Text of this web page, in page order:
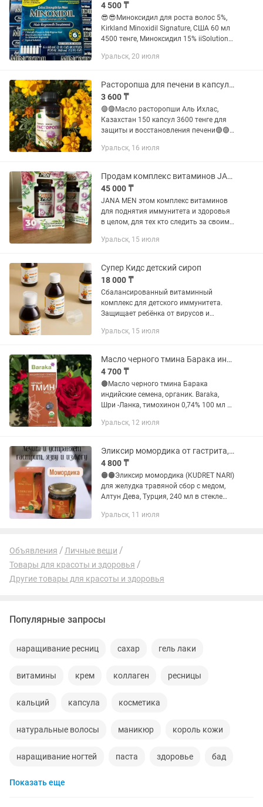
4 500 ₸
😎😎Миноксидил для роста волос 5%,
Kirkland Minoxidil Signature, США 60 мл
4500 тенге, Миноксидил 15% iiSolutions,
Kirkland Minoxidil - самое известное
Уральск, 20 июля
Расторопша для печени в капсулах
3 600 ₸
🟣🟣Масло расторопши Аль Ихлас,
Казахстан 150 капсул 3600 тенге для
защиты и восстановления печени🟣🟣
крупными пурпурно-красными
От...
Уральск, 16 июля
Продам комплекс витаминов JANA MEN
45 000 ₸
JANA MEN этом комплекс витаминов
для поднятия иммунитета и здоровья
в целом, для тех кто следить за своим
открытом доступе.
Уральск, 15 июля
Супер Кидс детский сироп
18 000 ₸
Сбалансированный витаминный
комплекс для детского иммунитета.
Защищает ребёнка от вирусов и
организма витаминами и минералами
факторов,...
Уральск, 15 июля
Масло черного тмина Барака индийский сорт
4 700 ₸
🟤Масло черного тмина Барака
индийские семена, органик. Baraka,
Шри -Ланка, тимохинон 0,74% 100 мл в
эфирных масел - 1,9% - это основной
Уральск, 12 июля
Эликсир момордика от гастрита, язвы, изжоги Турция
4 800 ₸
🟠🟠Эликсир момордика (KUDRET NARI)
для желудка травяной сбор с медом,
Алтун Дева, Турция, 240 мл в стекле
противовирусное действие 🔶️помогает
Уральск, 11 июля
Объявления
Личные вещи
Товары для красоты и здоровья
Другие товары для красоты и здоровья
Популярные запросы
наращивание ресниц сахар гель лаки
витамины крем коллаген ресницы
кальций капсула косметика
натуральные волосы маникюр король кожи
наращивание ногтей паста здоровье бад
тест полоски
Показать еще